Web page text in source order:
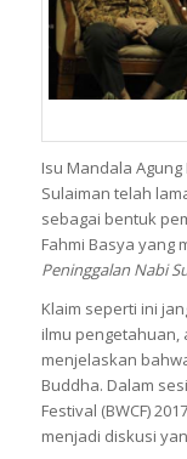
Isu Mandala
Sulaiman telah
sebagai bentuk
Fahmi Basya yang
Peninggalan Nabi
Klaim seperti ini
ilmu pengetahuan,
menjelaskan
Buddha. Dalam
Festival (BWCF)
menjadi diskusi